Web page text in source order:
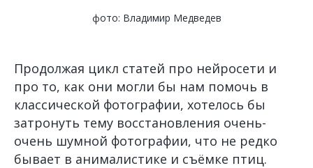
фото: Владимир Медведев
Продолжая цикл статей про нейросети и
про то, как они могли бы нам помочь в
классической фотографии, хотелось бы
затронуть тему восстановления очень-
очень шумной фотографии, что не редко
бывает в анималистике и съёмке птиц.